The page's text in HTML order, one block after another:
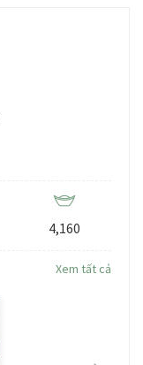
4,160
Xem tất cả